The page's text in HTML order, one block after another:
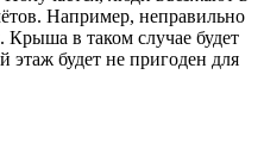
Например, неправильно
Крыша в таком случае будет
этаж будет не пригоден для